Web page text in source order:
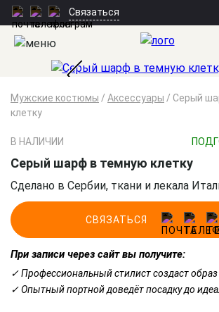
Связаться
Мужские костюмы / Аксессуары / Серый
клетку
В НАЛИЧИИ
Серый шарф в темную клетку
Сделано в Сербии, ткани и лекала
СВЯЗАТЬСЯ
При записи через сайт вы получите:
✓ Профессиональный стилист создаст образ
✓ Опытный портной доведёт посадку до